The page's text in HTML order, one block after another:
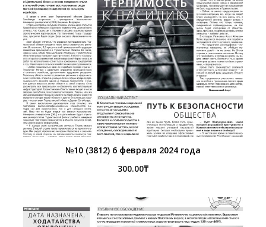
№10 (3812) 6 февраля 2024 года
300.00₸